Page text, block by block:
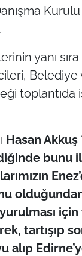
Kurulu
yanı sıra
Belediye
Hasan Akkuş
için
tartışıp